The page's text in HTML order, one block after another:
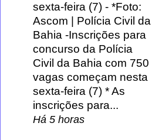
sexta-feira (7) - *Foto:
Ascom | Polícia Civil da
Bahia -Inscrições para
concurso da Polícia
Civil da Bahia com 750
vagas começam nesta
sexta-feira (7) * As
inscrições para...
Há 5 horas